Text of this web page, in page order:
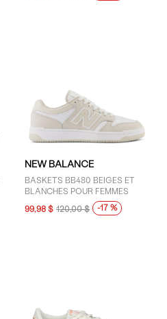
NEW BALANCE
BASKETS BB480 BEIGES ET
BLANCHES POUR FEMMES
99,98 $ 120,00 $ -17 %